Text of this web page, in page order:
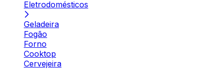
Eletrodomésticos
Geladeira
Fogão
Forno
Cooktop
Cervejeira